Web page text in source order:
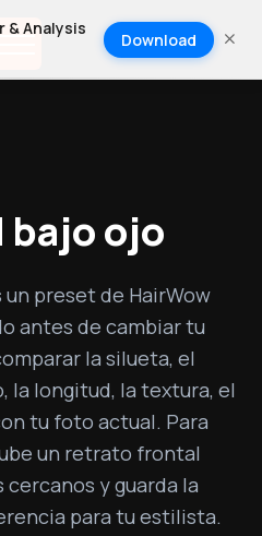
& Analysis
Download
ojo
preset de HairWow
antes de cambiar tu
la silueta, el
la longitud, la textura, el
tu foto actual. Para
un retrato frontal
y guarda la
para tu estilista.